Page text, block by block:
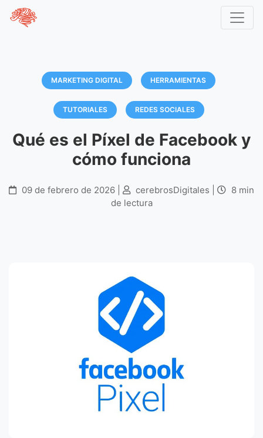
Inicio
Qué es el Píxel de Facebook y cómo funciona
MARKETING DIGITAL HERRAMIENTAS
TUTORIALES REDES SOCIALES
Qué es el Píxel de Facebook y
cómo funciona
09 de febrero de 2026 | cerebrosDigitales |
8 min
de lectura